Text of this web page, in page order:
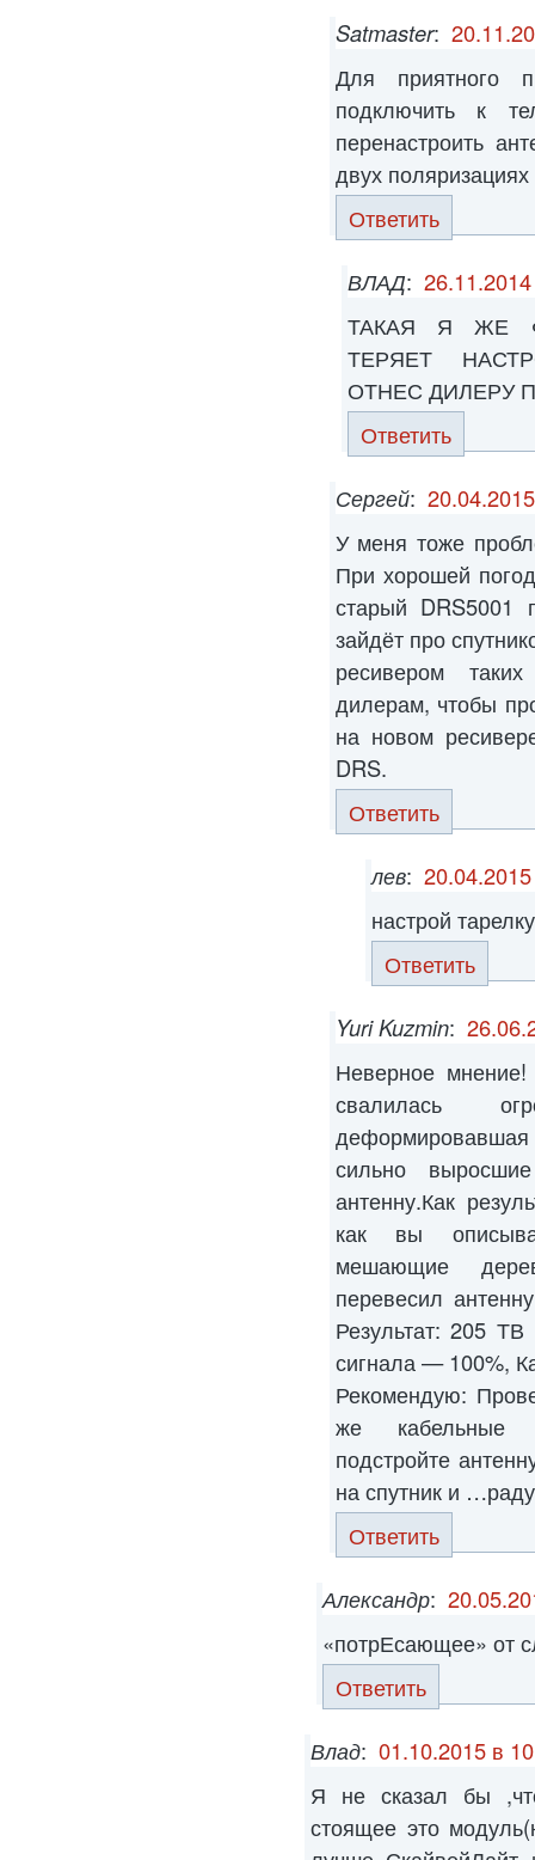
Satmaster:
Для приятного
подключить к
перенастроить
двух
Ответить
ВЛАД:
ТАКАЯ Я ЖЕ
ТЕРЯЕТ
ОТНЕС ДИЛЕРУ
Ответить
Сергей:
У меня тоже
При хорошей
старый DRS5001
зайдёт про
ресивером
дилерам, чтобы
на новом
DRS.
Ответить
лев:
настрой
Ответить
Yuri Kuzmin:
Неверное
свалилась
сильно
антенну.Как
как вы
мешающие
перевесил
Результат: 205
сигнала — 100%,
Рекомендую:
же кабельные
подстройте
на спутник и
Ответить
Александр:
«потрЕсающее» от
Ответить
Влад: 01.10.2015 в
Я не сказал бы
стоящее это